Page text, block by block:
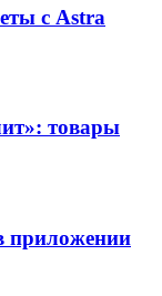
с Astra
товары
приложении